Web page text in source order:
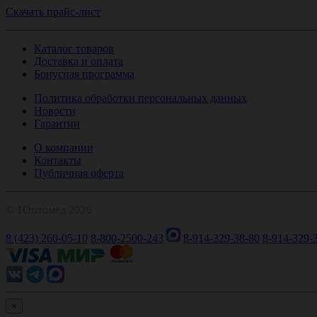
Скачать прайс-лист
Каталог товаров
Доставка и оплата
Бонусная программа
Политика обработки персональных данных
Новости
Гарантии
О компании
Контакты
Публичная оферта
8 (423) 260-05-10 8-800-2500-243 8-914-329-38-80 8-914-329-
×